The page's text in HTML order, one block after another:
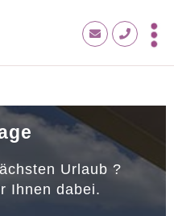
Urlaub ?
Ihnen dabei.